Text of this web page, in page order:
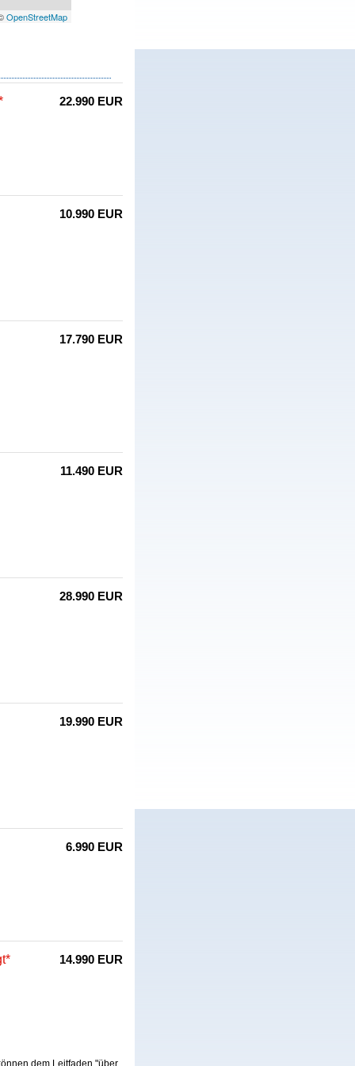
OpenStreetMap
22.990 EUR
10.990 EUR
17.790 EUR
11.490 EUR
28.990 EUR
19.990 EUR
6.990 EUR
14.990 EUR
dem Leitfaden "über